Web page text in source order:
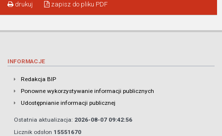
drukuj zapisz do pliku PDF
INFORMACJE
Redakcja BIP
Ponowne wykorzystywanie informacji publicznych
Udostępnianie informacji publicznej
Ostatnia aktualizacja: 2026-08-07 09:42:56
Licznik odsłon 15551670